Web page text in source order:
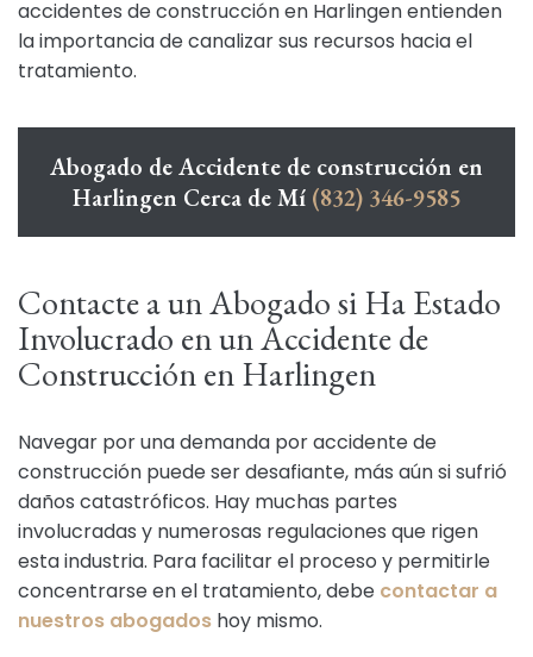
accidentes de construcción en Harlingen entienden
la importancia de canalizar sus recursos hacia el
tratamiento.
Abogado de Accidente de construcción en
Harlingen Cerca de Mí (832) 346-9585
Contacte a un Abogado si Ha Estado
Involucrado en un Accidente de
Construcción en Harlingen
Navegar por una demanda por accidente de
construcción puede ser desafiante, más aún si sufrió
daños catastróficos. Hay muchas partes
involucradas y numerosas regulaciones que rigen
esta industria. Para facilitar el proceso y permitirle
concentrarse en el tratamiento, debe contactar a
nuestros abogados hoy mismo.